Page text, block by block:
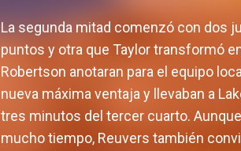
La segunda mitad comenzó con dos
puntos y otra que Taylor transformó
Robertson anotaran para el equipo
nueva máxima ventaja y llevaban a
tres minutos del tercer cuarto.
mucho tiempo, Reuvers también